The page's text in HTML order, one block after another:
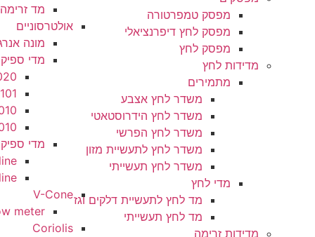
מפסק טמפרטורה
מפסק לחץ דיפרנציאלי
משדר לחץ אצבע
משדר לחץ הידרוסטאטי
משדר לחץ הפרשי
משדר לחץ לתעשיית מזון
משדר לחץ תעשייתי
מד לחץ לתעשיית דלקים וגז
מד לחץ תעשייתי
מד זרימה סידרה 200
אולטרסוניים
מדי ספיקה אולטראסוניים CLAMP ON
Sitrans FST020
Sitrans FUH101
Sitrans FUE1010
Sitrans FUS1010
מדי ספיקה אולטראסוניים INLINE
Sono3300 inline
SONO3100 inline
V-Cone
V-Cone flow meter